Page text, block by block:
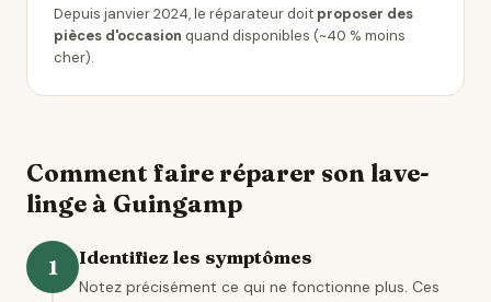
Depuis janvier 2024, le réparateur doit proposer des
pièces d'occasion quand disponibles (~40 % moins
cher).
Comment faire réparer son lave-
linge à Guingamp
1 Identifiez les symptômes
Notez précisément ce qui ne fonctionne plus. Ces